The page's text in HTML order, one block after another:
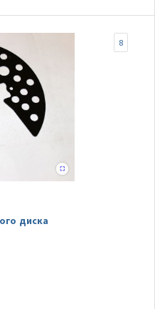
диска
8